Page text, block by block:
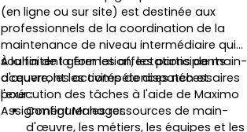
(en ligne ou sur site) est destinée aux
professionnels de la coordination de la
maintenance de niveau intermédiaire qui
souhaitent gérer les affectations de main-
d'œuvre, les activités de dispatch et
l'exécution des tâches à l'aide de Maximo
Assignment Manager.
À la fin de la formation, les participants
acquerront les compétences nécessaires
pour :
Configurer les ressources de main-
d'œuvre, les métiers, les équipes et les